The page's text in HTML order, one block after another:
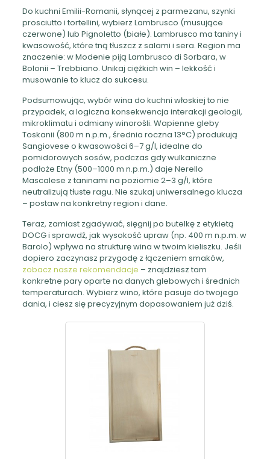
Do kuchni Emilii-Romanii, słynącej z parmezanu, szynki
prosciutto i tortellini, wybierz Lambrusco (musujące
czerwone) lub Pignoletto (białe). Lambrusco ma taniny i
kwasowość, które tną tłuszcz z salami i sera. Region ma
znaczenie: w Modenie piją Lambrusco di Sorbara, w
Bolonii – Trebbiano. Unikaj ciężkich win – lekkość i
musowanie to klucz do sukcesu.
Podsumowując, wybór wina do kuchni włoskiej to nie
przypadek, a logiczna konsekwencja interakcji geologii,
mikroklimatu i odmiany winorośli. Wapienne gleby
Toskanii (800 m n.p.m., średnia roczna 13°C) produkują
Sangiovese o kwasowości 6–7 g/l, idealne do
pomidorowych sosów, podczas gdy wulkaniczne
podłoże Etny (500–1000 m n.p.m.) daje Nerello
Mascalese z taninami na poziomie 2–3 g/l, które
neutralizują tłuste ragu. Nie szukaj uniwersalnego klucza
– postaw na konkretny region i dane.
Teraz, zamiast zgadywać, sięgnij po butelkę z etykietą
DOCG i sprawdź, jak wysokość upraw (np. 400 m n.p.m. w
Barolo) wpływa na strukturę wina w twoim kieliszku. Jeśli
dopiero zaczynasz przygodę z łączeniem smaków,
zobacz nasze rekomendacje – znajdziesz tam
konkretne pary oparte na danych glebowych i średnich
temperaturach. Wybierz wino, które pasuje do twojego
dania, i ciesz się precyzyjnym dopasowaniem już dziś.